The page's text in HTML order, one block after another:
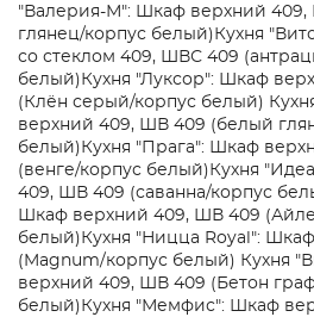
"Валерия-М": Шкаф верхний
глянец/корпус белый) Кухня
со стеклом 409, ШВС 409
белый) Кухня "Луксор": Шкаф
(Клён серый/корпус белый)
верхний 409, ШВ 409 (белый
белый) Кухня "Прага": Шкаф
(венге/корпус белый) Кухня
409, ШВ 409 (саванна/корпус
Шкаф верхний 409, ШВ 409
белый) Кухня "Ницца Royal":
(Magnum/корпус белый) Кухня
верхний 409, ШВ 409 (Бетон
белый) Кухня "Мемфис": Шкаф